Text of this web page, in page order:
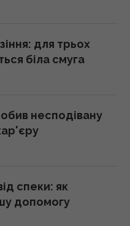
на ухвалення
з ракетами до
Угорщини може
ув'язнення, -
для трьох
біла смуга
несподівану
спеки: як
допомогу